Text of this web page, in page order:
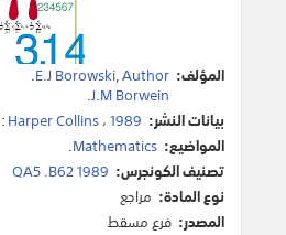
المؤلف: E.J Borowski,Author
.
J.M Borwein
.
بيانات النشر:
:Harper Collins،1989
المواضيع: Mathematics
.
تصنيف الكونجرس: QA5 .B62 1989
نوع المادة: مراجع
المصدر: فرع مسقط